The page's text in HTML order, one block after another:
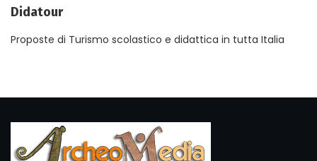
Didatour
Proposte di Turismo scolastico e didattica in tutta Italia